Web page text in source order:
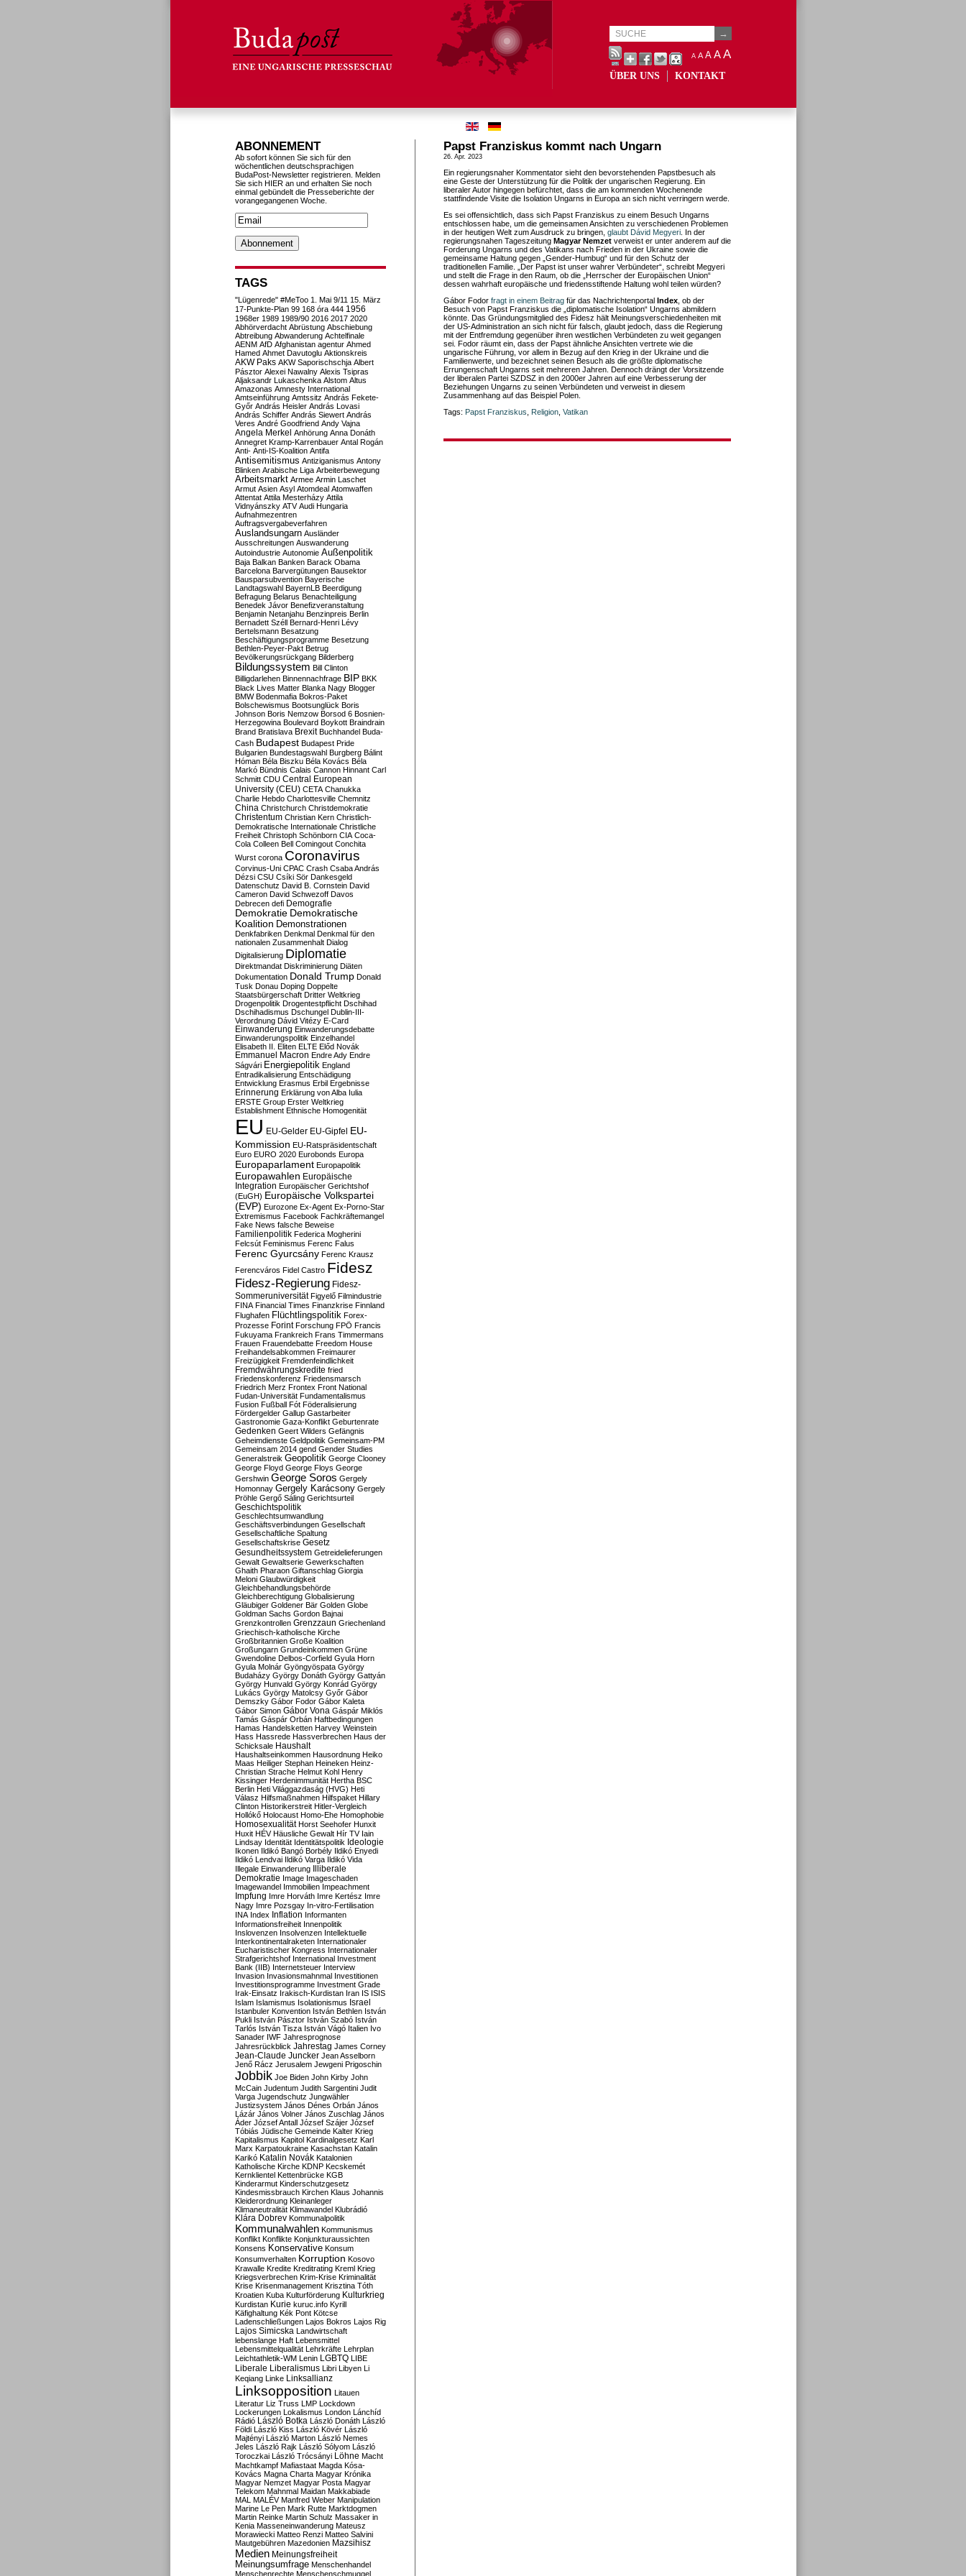
A A A AA
ÜBER UNS KONTAKT
Papst Franziskus kommt nach Ungarn
26. Apr. 2023
Ein regierungsnaher Kommentator sieht den bevorstehenden Papstbesuch als
eine Geste der Unterstützung für die Politik der ungarischen Regierung. Ein
liberaler Autor hingegen befürchtet, dass die am kommenden Wochenende
stattfindende Visite die Isolation Ungarns in Europa an sich nicht verringern werde.
Es sei offensichtlich, dass sich Papst Franziskus zu einem Besuch Ungarns
entschlossen habe, um die gemeinsamen Ansichten zu verschiedenen Problemen
in der heutigen Welt zum Ausdruck zu bringen, glaubt Dávid Megyeri . In der
regierungsnahen Tageszeitung Magyar Nemzet verweist er unter anderem auf die
Forderung Ungarns und des Vatikans nach Frieden in der Ukraine sowie die
gemeinsame Haltung gegen „Gender-Humbug“ und für den Schutz der
traditionellen Familie. „Der Papst ist unser wahrer Verbündeter“, schreibt Megyeri
und stellt die Frage in den Raum, ob die „Herrscher der Europäischen Union“
dessen wahrhaft europäische und friedensstiftende Haltung wohl teilen würden?
Gábor Fodor fragt in einem Beitrag für das Nachrichtenportal Index , ob der
Besuch von Papst Franziskus die „diplomatische Isolation“ Ungarns abmildern
könnte. Das Gründungsmitglied des Fidesz hält Meinungsverschiedenheiten mit
der US-Administration an sich nicht für falsch, glaubt jedoch, dass die Regierung
mit der Entfremdung gegenüber ihren westlichen Verbündeten zu weit gegangen
sei. Fodor räumt ein, dass der Papst ähnliche Ansichten vertrete wie die
ungarische Führung, vor allem in Bezug auf den Krieg in der Ukraine und die
Familienwerte, und bezeichnet seinen Besuch als die größte diplomatische
Errungenschaft Ungarns seit mehreren Jahren. Dennoch drängt der Vorsitzende
der liberalen Partei SZDSZ in den 2000er Jahren auf eine Verbesserung der
Beziehungen Ungarns zu seinen Verbündeten und verweist in diesem
Zusammenhang auf das Beispiel Polen.
Tags: Papst Franziskus Religion Vatikan
ABONNEMENT
Ab sofort können Sie sich für den
wöchentlichen deutschsprachigen
BudaPost-Newsletter registrieren. Melden
Sie sich HIER an und erhalten Sie noch
einmal gebündelt die Presseberichte der
vorangegangenen Woche.
TAGS
"Lügenrede" #MeToo 1. Mai 9/11 15. März
17-Punkte-Plan 99 168 óra 444 1956
1968er 1989 1989/90 2016 2017 2020
Abhörverdacht Abrüstung Abschiebung
Abtreibung Abwanderung Achtelfinale
AENM AfD Afghanistan agentur Ahmed
Hamed Ahmet Davutoglu Aktionskreis
AKW Paks AKW Saporischschja Albert
Pásztor Alexei Nawalny Alexis Tsipras
Aljaksandr Lukaschenka Alstom Altus
Amazonas Amnesty International
Amtseinführung Amtssitz András Fekete-
Győr András Heisler András Lovasi
András Schiffer András Siewert András
Veres André Goodfriend Andy Vajna
Angela Merkel Anhörung Anna Donáth
Annegret Kramp-Karrenbauer Antal Rogán
Anti- Anti-IS-Koalition Antifa
Antisemitismus Antiziganismus Antony
Blinken Arabische Liga Arbeiterbewegung
Arbeitsmarkt Armee Armin Laschet
Armut Asien Asyl Atomdeal Atomwaffen
Attentat Attila Mesterházy Attila
Vidnyánszky ATV Audi Hungaria
Aufnahmezentren
Auftragsvergabeverfahren
Auslandsungarn Ausländer
Ausschreitungen Auswanderung
Autoindustrie Autonomie Außenpolitik
Baja Balkan Banken Barack Obama
Barcelona Barvergütungen Bausektor
Bausparsubvention Bayerische
Landtagswahl BayernLB Beerdigung
Befragung Belarus Benachteiligung
Benedek Jávor Benefizveranstaltung
Benjamin Netanjahu Benzinpreis Berlin
Bernadett Széll Bernard-Henri Lévy
Bertelsmann Besatzung
Beschäftigungsprogramme Besetzung
Bethlen-Peyer-Pakt Betrug
Bevölkerungsrückgang Bilderberg
Bildungssystem Bill Clinton
Billigdarlehen Binnennachfrage BIP BKK
Black Lives Matter Blanka Nagy Blogger
BMW Bodenmafia Bokros-Paket
Bolschewismus Bootsunglück Boris
Johnson Boris Nemzow Borsod 6 Bosnien-
Herzegowina Boulevard Boykott Braindrain
Brand Bratislava Brexit Buchhandel Buda-
Cash Budapest Budapest Pride
Bulgarien Bundestagswahl Burgberg Bálint
Hóman Béla Biszku Béla Kovács Béla
Markó Bündnis Calais Cannon Hinnant Carl
Schmitt CDU Central European
University (CEU) CETA Chanukka
Charlie Hebdo Charlottesville Chemnitz
China Christchurch Christdemokratie
Christentum Christian Kern Christlich-
Demokratische Internationale Christliche
Freiheit Christoph Schönborn CIA Coca-
Cola Colleen Bell Comingout Conchita
Wurst corona Coronavirus
Corvinus-Uni CPAC Crash Csaba András
Dézsi CSU Csíki Sör Dankesgeld
Datenschutz David B. Cornstein David
Cameron David Schwezoff Davos
Debrecen defi Demografie
Demokratie Demokratische
Koalition Demonstrationen
Denkfabriken Denkmal Denkmal für den
nationalen Zusammenhalt Dialog
Digitalisierung Diplomatie
Direktmandat Diskriminierung Diäten
Dokumentation Donald Trump Donald
Tusk Donau Doping Doppelte
Staatsbürgerschaft Dritter Weltkrieg
Drogenpolitik Drogentestpflicht Dschihad
Dschihadismus Dschungel Dublin-III-
Verordnung Dávid Vitézy E-Card
Einwanderung Einwanderungsdebatte
Einwanderungspolitik Einzelhandel
Elisabeth II. Eliten ELTE Előd Novák
Emmanuel Macron Endre Ady Endre
Ságvári Energiepolitik England
Entradikalisierung Entschädigung
Entwicklung Erasmus Erbil Ergebnisse
Erinnerung Erklärung von Alba Iulia
ERSTE Group Erster Weltkrieg
Establishment Ethnische Homogenität
EU EU-Gelder EU-Gipfel EU-
Kommission EU-Ratspräsidentschaft
Euro EURO 2020 Eurobonds Europa
Europaparlament Europapolitik
Europawahlen Europäische
Integration Europäischer Gerichtshof
(EuGH) Europäische Volkspartei
(EVP) Eurozone Ex-Agent Ex-Porno-Star
Extremismus Facebook Fachkräftemangel
Fake News falsche Beweise
Familienpolitik Federica Mogherini
Felcsút Feminismus Ferenc Falus
Ferenc Gyurcsány Ferenc Krausz
Ferencváros Fidel Castro Fidesz
Fidesz-Regierung Fidesz-
Sommeruniversität Figyelő Filmindustrie
FINA Financial Times Finanzkrise Finnland
Flughafen Flüchtlingspolitik Forex-
Prozesse Forint Forschung FPÖ Francis
Fukuyama Frankreich Frans Timmermans
Frauen Frauendebatte Freedom House
Freihandelsabkommen Freimaurer
Freizügigkeit Fremdenfeindlichkeit
Fremdwährungskredite fried
Friedenskonferenz Friedensmarsch
Friedrich Merz Frontex Front National
Fudan-Universität Fundamentalismus
Fusion Fußball Fót Föderalisierung
Fördergelder Gallup Gastarbeiter
Gastronomie Gaza-Konflikt Geburtenrate
Gedenken Geert Wilders Gefängnis
Geheimdienste Geldpolitik Gemeinsam-PM
Gemeinsam 2014 gend Gender Studies
Generalstreik Geopolitik George Clooney
George Floyd George Floys George
Gershwin George Soros Gergely
Homonnay Gergely Karácsony Gergely
Pröhle Gergő Sáling Gerichtsurteil
Geschichtspolitik
Geschlechtsumwandlung
Geschäftsverbindungen Gesellschaft
Gesellschaftliche Spaltung
Gesellschaftskrise Gesetz
Gesundheitssystem Getreidelieferungen
Gewalt Gewaltserie Gewerkschaften
Ghaith Pharaon Giftanschlag Giorgia
Meloni Glaubwürdigkeit
Gleichbehandlungsbehörde
Gleichberechtigung Globalisierung
Gläubiger Goldener Bär Golden Globe
Goldman Sachs Gordon Bajnai
Grenzkontrollen Grenzzaun Griechenland
Griechisch-katholische Kirche
Großbritannien Große Koalition
Großungarn Grundeinkommen Grüne
Gwendoline Delbos-Corfield Gyula Horn
Gyula Molnár Gyöngyöspata György
Budaházy György Donáth György Gattyán
György Hunvald György Konrád György
Lukács György Matolcsy Győr Gábor
Demszky Gábor Fodor Gábor Kaleta
Gábor Simon Gábor Vona Gáspár Miklós
Tamás Gáspár Orbán Haftbedingungen
Hamas Handelsketten Harvey Weinstein
Hass Hassrede Hassverbrechen Haus der
Schicksale Haushalt
Haushaltseinkommen Hausordnung Heiko
Maas Heiliger Stephan Heineken Heinz-
Christian Strache Helmut Kohl Henry
Kissinger Herdenimmunität Hertha BSC
Berlin Heti Világgazdaság (HVG) Heti
Válasz Hilfsmaßnahmen Hilfspaket Hillary
Clinton Historikerstreit Hitler-Vergleich
Hollókő Holocaust Homo-Ehe Homophobie
Homosexualität Horst Seehofer Hunxit
Huxit HÉV Häusliche Gewalt Hír TV Iain
Lindsay Identität Identitätspolitik Ideologie
Ikonen Ildikó Bangó Borbély Ildikó Enyedi
Ildikó Lendvai Ildikó Varga Ildikó Vida
Illegale Einwanderung Illiberale
Demokratie Image Imageschaden
Imagewandel Immobilien Impeachment
Impfung Imre Horváth Imre Kertész Imre
Nagy Imre Pozsgay In-vitro-Fertilisation
INA Index Inflation Informanten
Informationsfreiheit Innenpolitik
Inslovenzen Insolvenzen Intellektuelle
Interkontinentalraketen Internationaler
Eucharistischer Kongress Internationaler
Strafgerichtshof International Investment
Bank (IIB) Internetsteuer Interview
Invasion Invasionsmahnmal Investitionen
Investitionsprogramme Investment Grade
Irak-Einsatz Irakisch-Kurdistan Iran IS ISIS
Islam Islamismus Isolationismus Israel
Istanbuler Konvention István Bethlen István
Pukli István Pásztor István Szabó István
Tarlós István Tisza István Vágó Italien Ivo
Sanader IWF Jahresprognose
Jahresrückblick Jahrestag James Corney
Jean-Claude Juncker Jean Asselborn
Jenő Rácz Jerusalem Jewgeni Prigoschin
Jobbik Joe Biden John Kirby John
McCain Judentum Judith Sargentini Judit
Varga Jugendschutz Jungwähler
Justizsystem János Dénes Orbán János
Lázár János Volner János Zuschlag János
Áder József Antall József Szájer József
Tóbiás Jüdische Gemeinde Kalter Krieg
Kapitalismus Kapitol Kardinalgesetz Karl
Marx Karpatoukraine Kasachstan Katalin
Karikó Katalin Novák Katalonien
Katholische Kirche KDNP Kecskemét
Kernklientel Kettenbrücke KGB
Kinderarmut Kinderschutzgesetz
Kindesmissbrauch Kirchen Klaus Johannis
Kleiderordnung Kleinanleger
Klimaneutralität Klimawandel Klubrádió
Klára Dobrev Kommunalpolitik
Kommunalwahlen Kommunismus
Konflikt Konflikte Konjunkturaussichten
Konsens Konservative Konsum
Konsumverhalten Korruption Kosovo
Krawalle Kredite Kreditrating Kreml Krieg
Kriegsverbrechen Krim-Krise Kriminalität
Krise Krisenmanagement Krisztina Tóth
Kroatien Kuba Kulturförderung Kulturkrieg
Kurdistan Kurie kuruc.info Kyrill
Käfighaltung Kék Pont Kötcse
Ladenschließungen Lajos Bokros Lajos Rig
Lajos Simicska Landwirtschaft
lebenslange Haft Lebensmittel
Lebensmittelqualität Lehrkräfte Lehrplan
Leichtathletik-WM Lenin LGBTQ LIBE
Liberale Liberalismus Libri Libyen Li
Keqiang Linke Linksallianz
Linksopposition Litauen
Literatur Liz Truss LMP Lockdown
Lockerungen Lokalismus London Lánchíd
Rádió
László Botka László Donáth László
Földi László Kiss László Kövér László
Majtényi László Marton László Nemes
Jeles László Rajk László Sólyom László
Toroczkai László Trócsányi Löhne Macht
Machtkampf Mafiastaat Magda Kósa-
Kovács Magna Charta Magyar Krónika
Magyar Nemzet Magyar Posta Magyar
Telekom Mahnmal Maidan Makkabiade
MAL MALÉV Manfred Weber Manipulation
Marine Le Pen Mark Rutte Marktdogmen
Martin Reinke Martin Schulz Massaker in
Kenia Masseneinwanderung Mateusz
Morawiecki Matteo Renzi Matteo Salvini
Mautgebühren Mazedonien Mazsihisz
Medien Meinungsfreiheit
Meinungsumfrage Menschenhandel
Menschenrechte Menschenschmuggel